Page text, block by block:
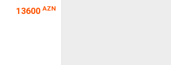
13600 AZN